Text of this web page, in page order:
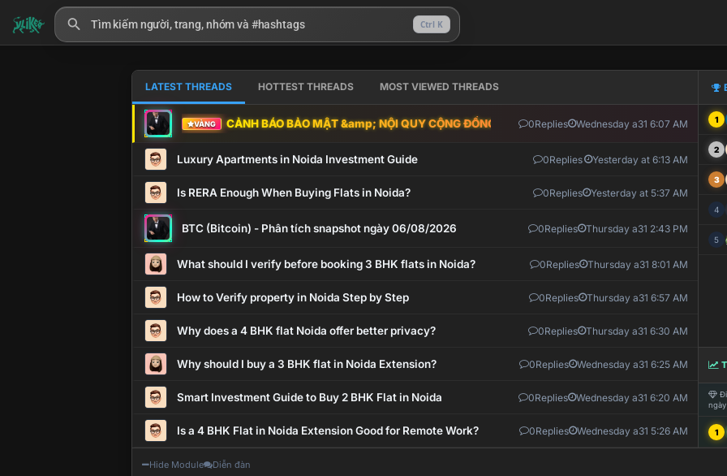
Ctrl K
LATEST THREADS HOTTEST THREADS MOST VIEWED THREADS
VÀNG CẢNH BÁO BẢO MẬT &amp; NỘI QUY CỘNG ĐỒNG VLIKE.VN: HỆ THỐNG GIÁM SÁT TỰ
0Replies Wednesday a31 6:07 AM
Luxury Apartments in Noida Investment Guide 0Replies Yesterday at 6:13 AM
Is RERA Enough When Buying Flats in Noida? 0Replies Yesterday at 5:37 AM
BTC (Bitcoin) - Phân tích snapshot ngày 06/08/2026 0Replies Thursday a31 2:43 PM
What should I verify before booking 3 BHK flats in Noida? 0Replies Thursday a31 8:01 AM
How to Verify property in Noida Step by Step 0Replies Thursday a31 6:57 AM
Why does a 4 BHK flat Noida offer better privacy? 0Replies Thursday a31 6:30 AM
Why should I buy a 3 BHK flat in Noida Extension? 0Replies Wednesday a31 6:25 AM
Smart Investment Guide to Buy 2 BHK Flat in Noida 0Replies Wednesday a31 6:20 AM
Is a 4 BHK Flat in Noida Extension Good for Remote Work? 0Replies Wednesday a31 5:26 AM
1
2
3
4
5
1
Hide Module Diễn đàn